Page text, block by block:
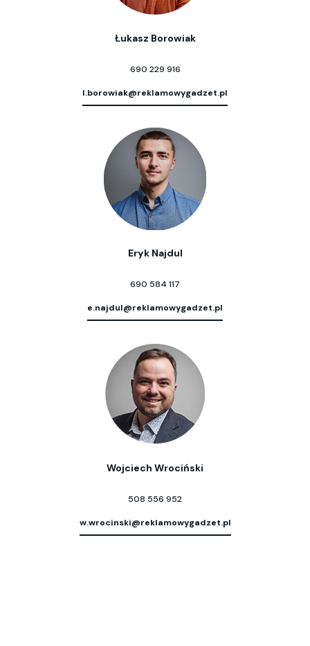
Łukasz Borowiak
690 229 916
l.borowiak@reklamowygadzet.pl
Eryk Najdul
690 584 117
e.najdul@reklamowygadzet.pl
Wojciech Wrociński
508 556 952
w.wrocinski@reklamowygadzet.pl